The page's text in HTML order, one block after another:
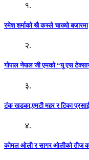
१.
रमेश शर्माको खै कस्ले चाख्यो बजारमा
२.
गोपाल नेपाल जी एमको “यु एस
३.
टंक खडका,एमटी महर र टिका
४.
कोमल ओली र सागर ओलीको तीज